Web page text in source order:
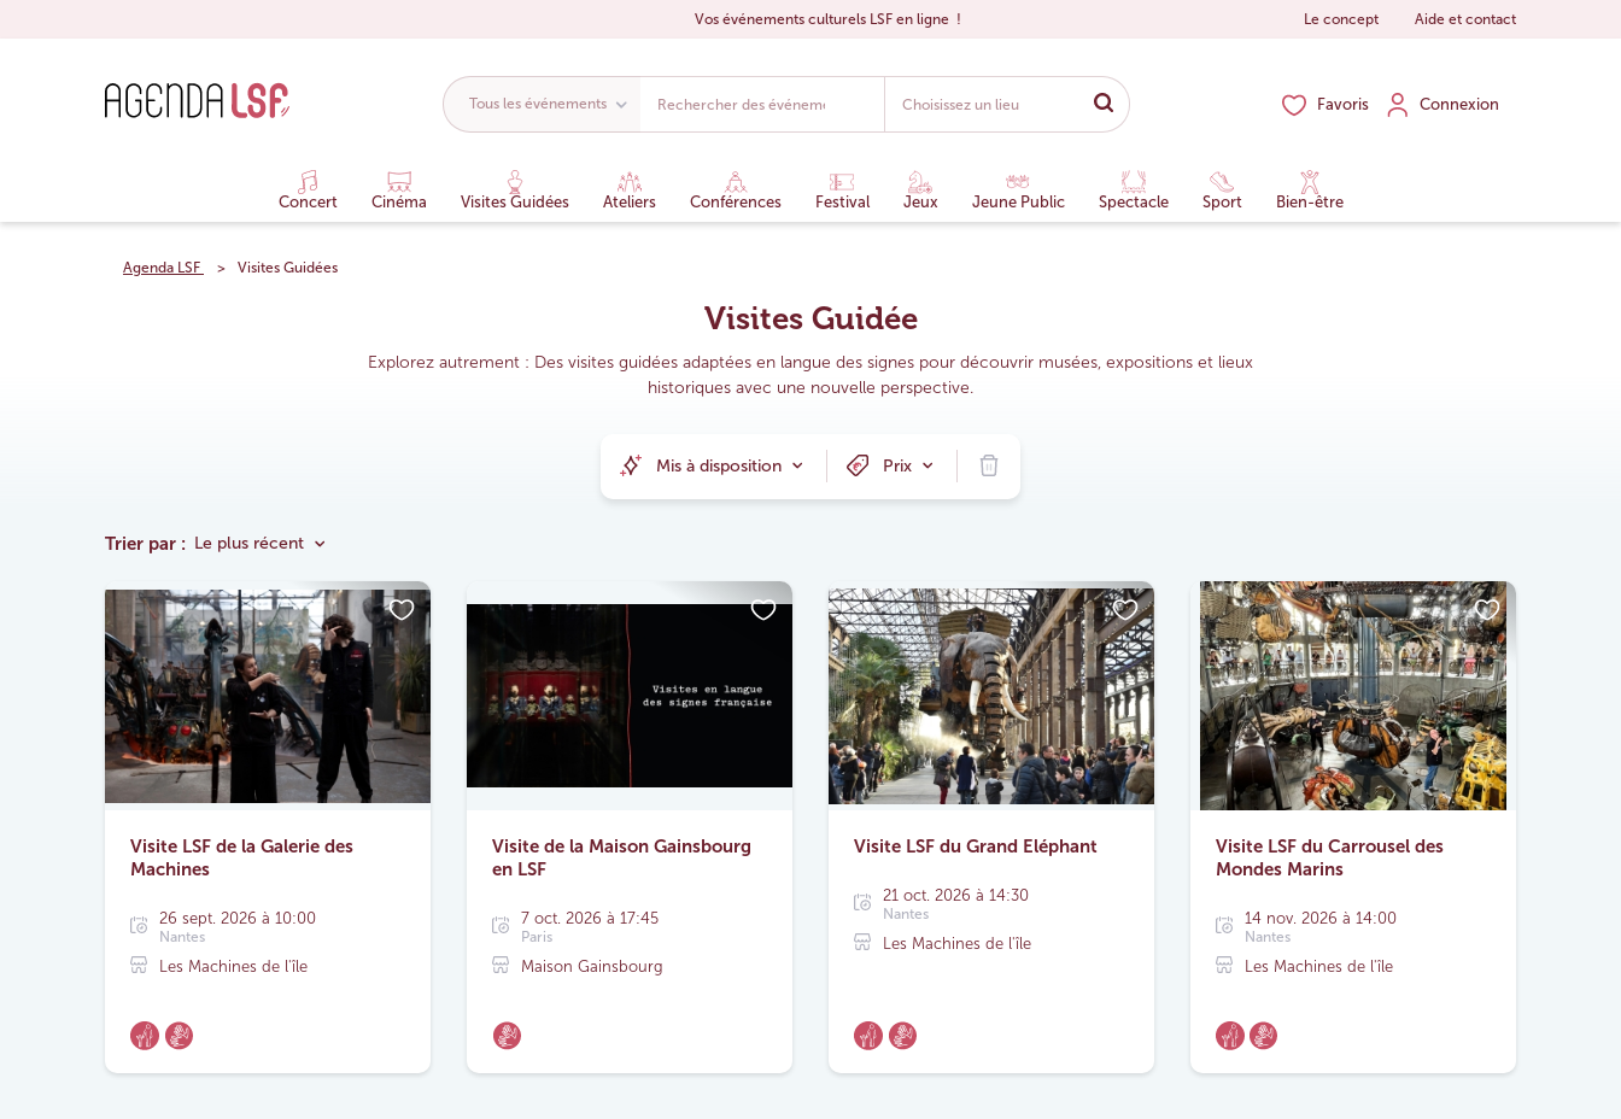
Vos événements culturels LSF en ligne ! Le concept Aide et contact
Favoris Connexion
Concert Cinéma Visites Guidées Ateliers Conférences Festival Jeux Jeune Public Spectacle Sport Bien-être
Agenda LSF Visites Guidées
Visites Guidée
Explorez autrement : Des visites guidées adaptées en langue des signes pour découvrir musées, expositions et lieux
historiques avec une nouvelle perspective.
Mis à disposition Prix
Trier par : Le plus récent
Visite LSF de la Galerie des
Machines
26 sept. 2026 à 10:00
Nantes
Les Machines de l'île
Visite de la Maison Gainsbourg
en LSF
7 oct. 2026 à 17:45
Paris
Maison Gainsbourg
Visite LSF du Grand Eléphant
21 oct. 2026 à 14:30
Nantes
Les Machines de l'île
Visite LSF du Carrousel des
Mondes Marins
14 nov. 2026 à 14:00
Nantes
Les Machines de l'île